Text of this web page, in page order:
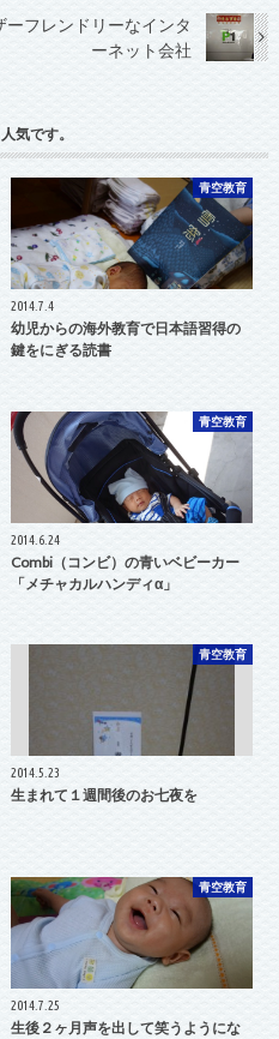
フレンドリーなインタ
ーネット会社
気です。
青空教育
2014.7.4
幼児からの海外教育で日本語習得の
鍵をにぎる読書
青空教育
2014.6.24
Combi（コンビ）の青いベビーカー
「メチャカルハンディα」
青空教育
2014.5.23
生まれて１週間後のお七夜を
青空教育
2014.7.25
生後２ヶ月声を出して笑うようにな